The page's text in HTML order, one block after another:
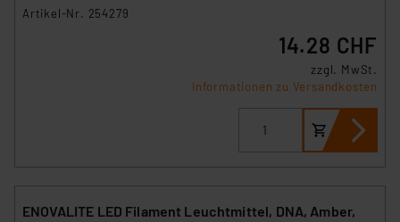
Artikel-Nr. 254279
14.28 CHF
zzgl. MwSt.
Informationen zu Versandkosten
ENOVALITE LED Filament Leuchtmittel, DNA, Amber,